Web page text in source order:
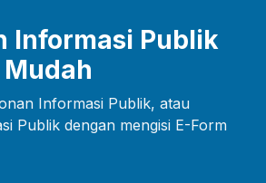
Informasi Publik
Informasi Publik, atau
Publik dengan mengisi E-Form